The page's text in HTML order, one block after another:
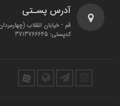
آدرس پسـتی
کدپستی: 3713766645